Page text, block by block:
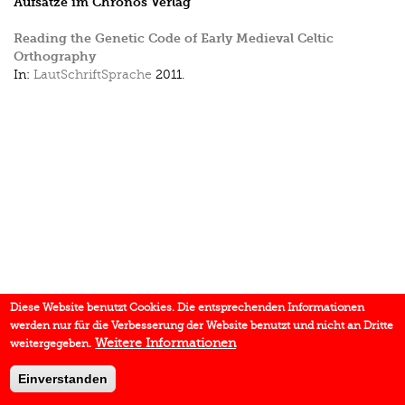
Reading the Genetic Code of Early Medieval Celtic
Orthography
In: LautSchriftSprache 2011.
Diese Website benutzt Cookies. Die entsprechenden Informationen
werden nur für die Verbesserung der Website benutzt und nicht an Dritte
weitergegeben. Weitere Informationen
Einverstanden